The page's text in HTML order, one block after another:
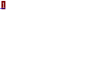
1